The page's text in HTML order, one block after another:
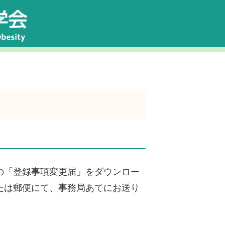
登録事項変更届」をダウンロー
郵便にて、事務局あてにお送り